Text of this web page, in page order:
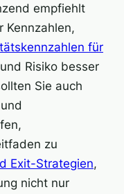
empfiehlt
Kennzahlen,
für
Risiko besser
Sie auch
zu
Exit-Strategien,
nicht nur